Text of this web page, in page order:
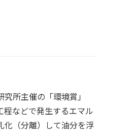
所主催の「環境賞」
程などで発生するエマル
化（分離）して油分を浮